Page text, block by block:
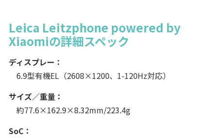
Leica Leitzphone powered by
Xiaomiの詳細スペック
ディスプレー：
6.9型有機EL（2608×1200、1-120Hz対応）
サイズ／重量：
約77.6×162.9×8.32mm/223.4g
SoC：